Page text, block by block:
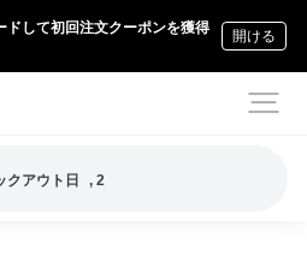
ドして初回注文クーポンを獲得
開ける
クアウト日 , 2